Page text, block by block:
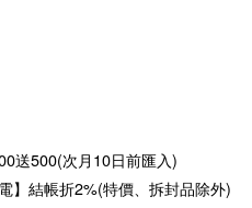
送500(次月10日前匯入)
】結帳折2%(特價、拆封品除外)